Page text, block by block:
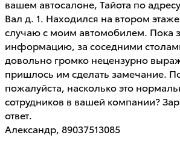
вашем автосалоне, Тайота по
Вал д. 1. Находился на втором
случаю с моим автомобилем. Пока
информацию, за соседними
довольно громко нецензурно
пришлось им сделать замечание.
пожалуйста, насколько это
сотрудников в вашей компании?
ответ.
Александр, 89037513085